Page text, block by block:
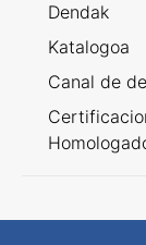
Dendak
Katalogoa
Canal de